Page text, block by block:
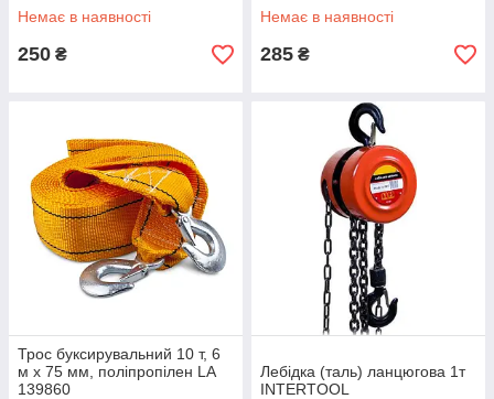
Немає в наявності
250 ₴
Немає в наявності
285 ₴
Трос буксирувальний 10 т, 6
м х 75 мм, поліпропілен LA
139860
Лебідка (таль) ланцюгова 1т
INTERTOOL